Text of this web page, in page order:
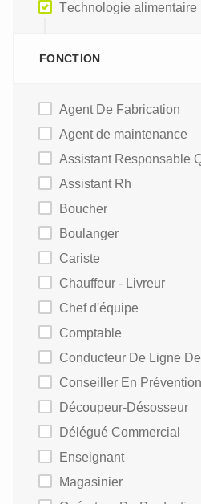
Technologie alimentaire
FONCTION
Agent De Fabrication
Agent de maintenance
Assistant Responsable
Assistant Rh
Boucher
Boulanger
Cariste
Chauffeur - Livreur
Chef d'équipe
Comptable
Conducteur De Ligne
Conseiller En Prévention
Découpeur-Désosseur
Délégué Commercial
Enseignant
Magasinier